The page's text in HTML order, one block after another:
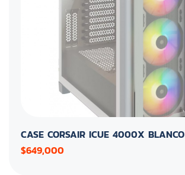
CASE CORSAIR ICUE 4000X BLANCO
$649,000